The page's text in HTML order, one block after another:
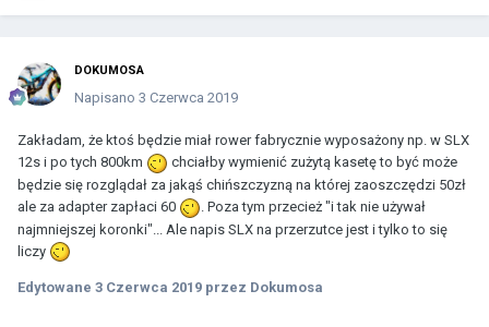
DOKUMOSA
Napisano 3 Czerwca 2019
Zakładam, że ktoś będzie miał rower fabrycznie wyposażony np. w SLX
12s i po tych 800km
chciałby wymienić zużytą kasetę to być może
będzie się rozglądał za jakąś chińszczyzną na której zaoszczędzi 50zł
ale za adapter zapłaci 60
. Poza tym przecież "i tak nie używał
najmniejszej koronki"... Ale napis SLX na przerzutce jest i tylko to się
liczy
Edytowane 3 Czerwca 2019 przez Dokumosa